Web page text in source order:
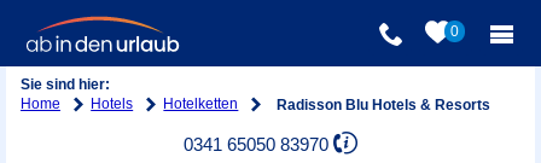
0
Sie sind hier:
Home
Hotels Hotelketten Radisson Blu Hotels & Resorts
0341 65050 83970